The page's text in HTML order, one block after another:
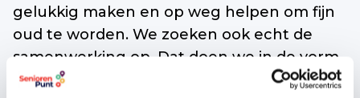
gelukkig maken en op weg helpen om fijn
oud te worden. We zoeken ook echt de
samenwerking op. Dat doen we in de vorm
van samen gesprekken voeren met